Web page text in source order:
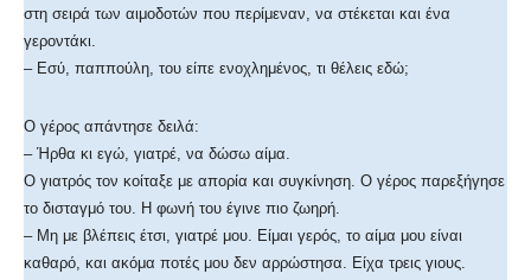
στη σειρά των αιμοδοτών που περίμεναν, να στέκεται και ένα
γεροντάκι.
– Εσύ, παππούλη, του είπε ενοχλημένος, τι θέλεις εδώ;
Ο γέρος απάντησε δειλά:
– Ήρθα κι εγώ, γιατρέ, να δώσω αίμα.
Ο γιατρός τον κοίταξε με απορία και συγκίνηση. Ο γέρος παρεξήγησε
το δισταγμό του. Η φωνή του έγινε πιο ζωηρή.
– Μη με βλέπεις έτσι, γιατρέ μου. Είμαι γερός, το αίμα μου είναι
καθαρό, και ακόμα ποτές μου δεν αρρώστησα. Είχα τρεις γιους.